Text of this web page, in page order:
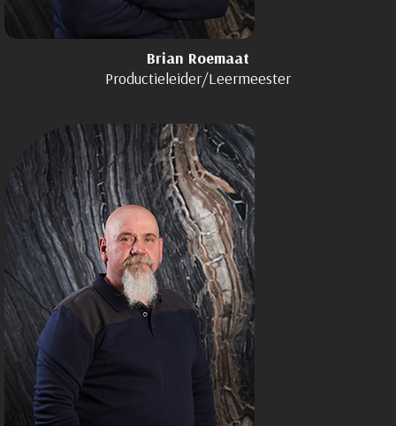
Brian Roemaat
Productieleider/Leermeester